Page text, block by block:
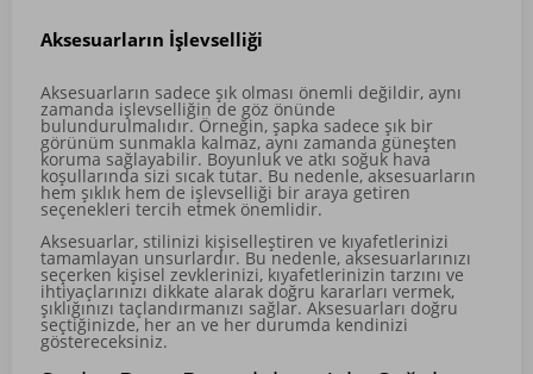
Aksesuarların İşlevselliği
Aksesuarların sadece şık olması önemli değildir, aynı
zamanda işlevselliğin de göz önünde
bulundurulmalıdır. Örneğin, şapka sadece şık bir
görünüm sunmakla kalmaz, aynı zamanda güneşten
koruma sağlayabilir. Boyunluk ve atkı soğuk hava
koşullarında sizi sıcak tutar. Bu nedenle, aksesuarların
hem şıklık hem de işlevselliği bir araya getiren
seçenekleri tercih etmek önemlidir.
Aksesuarlar, stilinizi kişiselleştiren ve kıyafetlerinizi
tamamlayan unsurlardır. Bu nedenle, aksesuarlarınızı
seçerken kişisel zevklerinizi, kıyafetlerinizin tarzını ve
ihtiyaçlarınızı dikkate alarak doğru kararları vermek,
şıklığınızı taçlandırmanızı sağlar. Aksesuarları doğru
seçtiğinizde, her an ve her durumda kendinizi
göstereceksiniz.